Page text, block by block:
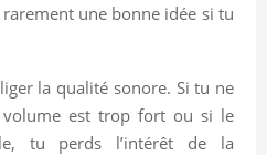
une bonne idée si tu
la qualité sonore. Si tu ne
volume est trop fort ou si le
tu perds l’intérêt de la